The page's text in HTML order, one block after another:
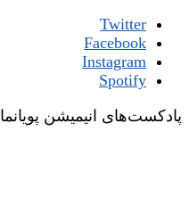
Twitter
Facebook
Instagram
Spotify
پادکست‌های انیمیشن پویانما